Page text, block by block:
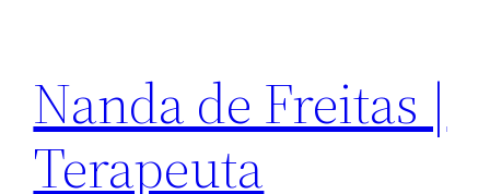
conteúdo
Nanda de Freitas |
Terapeuta